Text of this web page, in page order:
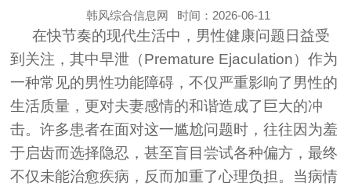
韩风综合信息网 时间：2026-06-11
在快节奏的现代生活中，男性健康问题日益受
到关注，其中早泄（Premature Ejaculation）作为
一种常见的男性功能障碍，不仅严重影响了男性的
生活质量，更对夫妻感情的和谐造成了巨大的冲
击。许多患者在面对这一尴尬问题时，往往因为羞
于启齿而选择隐忍，甚至盲目尝试各种偏方，最终
不仅未能治愈疾病，反而加重了心理负担。当病情